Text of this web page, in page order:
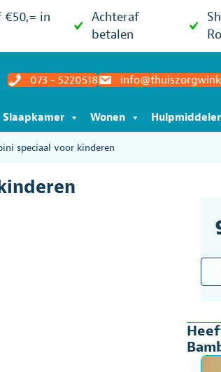
€50,= in
Achteraf
betalen
073 - 5220518
Slaapkamer Wonen
speciaal voor kinderen